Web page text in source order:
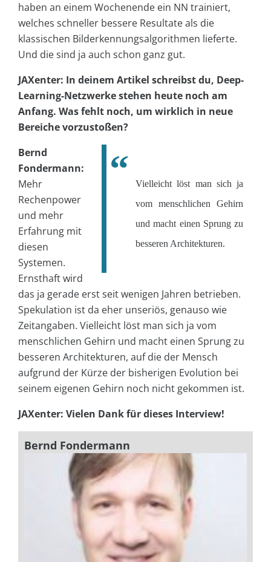
haben an einem Wochenende ein NN trainiert,
welches schneller bessere Resultate als die
klassischen Bilderkennungsalgorithmen lieferte.
Und die sind ja auch schon ganz gut.
JAXenter: In deinem Artikel schreibst du, Deep-
Learning-Netzwerke stehen heute noch am
Anfang. Was fehlt noch, um wirklich in neue
Bereiche vorzustoßen?
Vielleicht löst man sich ja
vom menschlichen Gehirn
und macht einen Sprung zu
besseren Architekturen.
Bernd
Fondermann:
Mehr
Rechenpower
und mehr
Erfahrung mit
diesen
Systemen.
Ernsthaft wird
das ja gerade erst seit wenigen Jahren betrieben.
Spekulation ist da eher unseriös, genauso wie
Zeitangaben. Vielleicht löst man sich ja vom
menschlichen Gehirn und macht einen Sprung zu
besseren Architekturen, auf die der Mensch
aufgrund der Kürze der bisherigen Evolution bei
seinem eigenen Gehirn noch nicht gekommen ist.
JAXenter: Vielen Dank für dieses Interview!
Bernd Fondermann